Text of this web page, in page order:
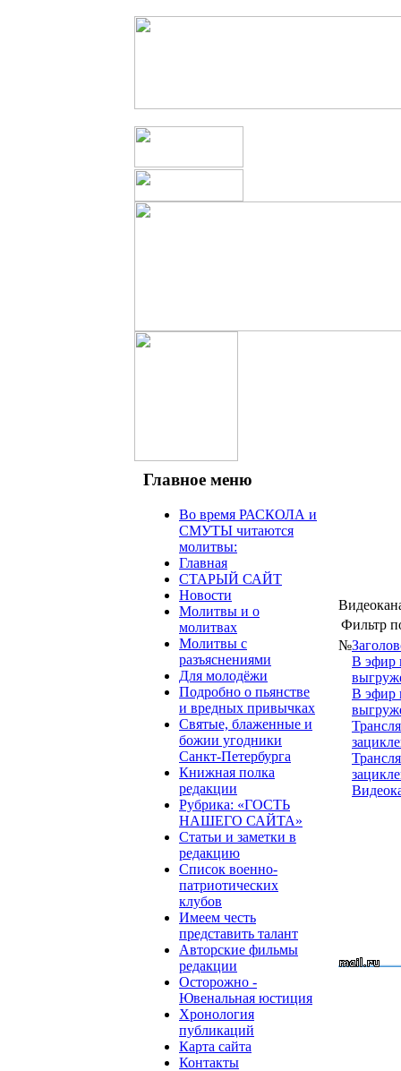
Главное меню
Во время РАСКОЛА и
СМУТЫ читаются
молитвы:
Главная
СТАРЫЙ САЙТ
Новости
Молитвы и о
молитвах
Молитвы с
разъяснениями
Для молодёжи
Подробно о пьянстве
и вредных привычках
Святые, блаженные и
божии угодники
Санкт-Петербурга
Книжная полка
редакции
Рубрика: «ГОСТЬ
НАШЕГО САЙТА»
Статьи и заметки в
редакцию
Список военно-
патриотических
клубов
Имеем честь
представить талант
Авторские фильмы
редакции
Осторожно -
Ювенальная юстиция
Хронология
публикаций
Карта сайта
Контакты
Фильтр
№
В эфир
В эфир